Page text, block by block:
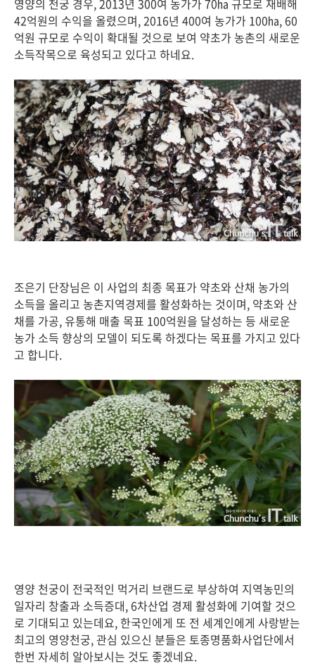
영양의 천궁 경우, 2013년 300여 농가가 70㏊ 규모로 재배해
42억원의 수익을 올렸으며, 2016년 400여 농가가 100㏊, 60
억원 규모로 수익이 확대될 것으로 보여 약초가 농촌의 새로운
소득작목으로 육성되고 있다고 하네요.
조은기 단장님은 이 사업의 최종 목표가 약초와 산채 농가의
소득을 올리고 농촌지역경제를 활성화하는 것이며, 약초와 산
채를 가공, 유통해 매출 목표 100억원을 달성하는 등 새로운
농가 소득 향상의 모델이 되도록 하겠다는 목표를 가지고 있다
고 합니다.
영양 천궁이 전국적인 먹거리 브랜드로 부상하여 지역농민의
일자리 창출과 소득증대, 6차산업 경제 활성화에 기여할 것으
로 기대되고 있는데요, 한국인에게 또 전 세계인에게 사랑받는
최고의 영양천궁, 관심 있으신 분들은 토종명품화사업단에서
한번 자세히 알아보시는 것도 좋겠네요.